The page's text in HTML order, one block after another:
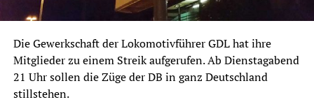
Die Gewerkschaft der Lokomotivführer GDL hat ihre
Mitglieder zu einem Streik aufgerufen. Ab Dienstagabend
21 Uhr sollen die Züge der DB in ganz Deutschland
stillstehen.